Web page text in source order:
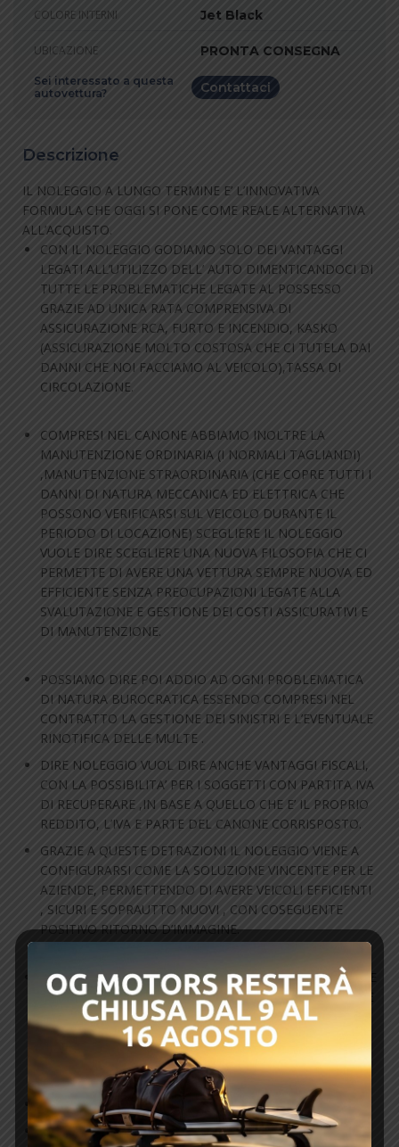
COLORE INTERNI Jet Black
UBICAZIONE PRONTA CONSEGNA
Sei interessato a questa
autovettura?
Contattaci
Descrizione
IL NOLEGGIO A LUNGO TERMINE E’ L’INNOVATIVA
FORMULA CHE OGGI SI PONE COME REALE ALTERNATIVA
ALL’ACQUISTO.
CON IL NOLEGGIO GODIAMO SOLO DEI VANTAGGI
LEGATI ALL’UTILIZZO DELL’ AUTO DIMENTICANDOCI DI
TUTTE LE PROBLEMATICHE LEGATE AL POSSESSO
GRAZIE AD UNICA RATA COMPRENSIVA DI
ASSICURAZIONE RCA, FURTO E INCENDIO, KASKO
(ASSICURAZIONE MOLTO COSTOSA CHE CI TUTELA DAI
DANNI CHE NOI FACCIAMO AL VEICOLO),TASSA DI
CIRCOLAZIONE.
COMPRESI NEL CANONE ABBIAMO INOLTRE LA
MANUTENZIONE ORDINARIA (I NORMALI TAGLIANDI)
,MANUTENZIONE STRAORDINARIA (CHE COPRE TUTTI I
DANNI DI NATURA MECCANICA ED ELETTRICA CHE
POSSONO VERIFICARSI SUL VEICOLO DURANTE IL
PERIODO DI LOCAZIONE) SCEGLIERE IL NOLEGGIO
VUOLE DIRE SCEGLIERE UNA NUOVA FILOSOFIA CHE CI
PERMETTE DI AVERE UNA VETTURA SEMPRE NUOVA ED
EFFICIENTE SENZA PREOCUPAZIONI LEGATE ALLA
SVALUTAZIONE E GESTIONE DEI COSTI ASSICURATIVI E
DI MANUTENZIONE.
POSSIAMO DIRE POI ADDIO AD OGNI PROBLEMATICA
DI NATURA BUROCRATICA ESSENDO COMPRESI NEL
CONTRATTO LA GESTIONE DEI SINISTRI E L’EVENTUALE
RINOTIFICA DELLE MULTE .
DIRE NOLEGGIO VUOL DIRE ANCHE VANTAGGI FISCALI,
CON LA POSSIBILITA’ PER I SOGGETTI CON PARTITA IVA
DI RECUPERARE ,IN BASE A QUELLO CHE E’ IL PROPRIO
REDDITO, L’IVA E PARTE DEL CANONE CORRISPOSTO.
GRAZIE A QUESTE DETRAZIONI IL NOLEGGIO VIENE A
CONFIGURARSI COME LA SOLUZIONE VINCENTE PER LE
AZIENDE, PERMETTENDO DI AVERE VEICOLI EFFICIENTI
, SICURI E SOPRAUTTO NUOVI , CON COSEGUENTE
POSITIVO RITORNO D’IMMAGINE.
SE IN PASSATO INOLTRE IL NOLEGGIO ERA VISTO COME
LA SOLUZIONE IDEALE SOPRATTUTTO PER LE VETTURE
DI FASCIA MEDIA E I VEICOLI COMMERCIALI OGGI
DIVENTA UNA SOLUZIONE MOLTO INTERESSANTE
ANCHE PER LE VETTURE DI FASCIA PREMIUM.
QUINDI PER PREFERIRLO ALL’ACQUISTO O AL LEASING.
IL NOLEGGIO VINCE ANCHE SUL LEASING, PER LA